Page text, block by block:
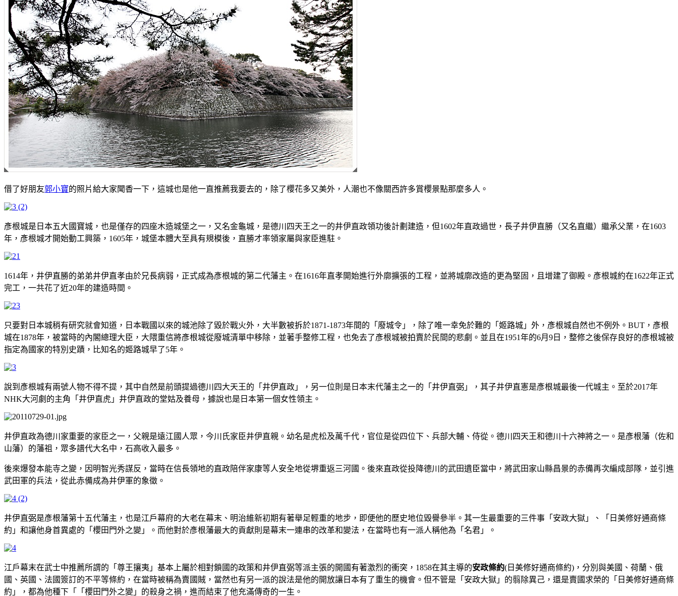
借了好朋友郭小寶的照片給大家聞香一下，這城也是他一直推薦我要去的，除了櫻花多又美外，人潮也不像關西許多賞櫻景點那麼多人。
彥根城是日本五大國寶城，也是僅存的四座木造城堡之一，又名金龜城，是德川四天王之一的井伊直政領功後計劃建造，但1602年直政過世，長子井伊直勝（又名直繼）繼承父業，在1603
年，彥根城才開始動工興築，1605年，城堡本體大至具有規模後，直勝才率領家屬與家臣進駐。
1614年，井伊直勝的弟弟井伊直孝由於兄長病弱，正式成為彥根城的第二代藩主。在1616年直孝開始進行外廓擴張的工程，並將城廓改造的更為堅固，且增建了御殿。彥根城約在1622年正式
完工，一共花了近20年的建造時間。
只要對日本城稍有研究就會知道，日本戰國以來的城池除了毀於戰火外，大半數被拆於1871-1873年間的「廢城令」，除了唯一幸免於難的「姬路城」外，彥根城自然也不例外。BUT，彥根
城在1878年，被當時的內閣總理大臣，大隈重信將彥根城從廢城清單中移除，並著手整修工程，也免去了彥根城被拍賣於民間的悲劇。並且在1951年的6月9日，整修之後保存良好的彥根城被
指定為國家的特別史蹟，比知名的姬路城早了5年。
說到彥根城有兩號人物不得不提，其中自然是前頭提過德川四大天王的「井伊直政」，另一位則是日本末代藩主之一的「井伊直弼」，其子井伊直憲是彥根城最後一代城主。至於2017年
NHK大河劇的主角「井伊直虎」井伊直政的堂姑及養母，據說也是日本第一個女性領主。
井伊直政為德川家重要的家臣之一，父親是遠江國人眾，今川氏家臣井伊直親。幼名是虎松及萬千代，官位是從四位下、兵部大輔、侍從。德川四天王和德川十六神將之一。是彥根藩（佐和
山藩）的藩祖，眾多譜代大名中，石高收入最多。
後來爆發本能寺之變，因明智光秀謀反，當時在信長領地的直政陪伴家康等人安全地從堺重返三河國。後來直政從投降德川的武田遺臣當中，將武田家山縣昌景的赤備再次編成部隊，並引進
武田軍的兵法，從此赤備成為井伊軍的象徵。
井伊直弼是彥根藩第十五代藩主，也是江戶幕府的大老在幕末、明治維新初期有著舉足輕重的地步，即便他的歷史地位毀譽參半。其一生最重要的三件事「安政大獄」、「日美修好通商條
約」和讓他身首異處的「櫻田門外之變」。而他對於彥根藩最大的貢獻則是幕末一連串的改革和變法，在當時也有一派人稱他為「名君」。
江戶幕末在武士中推薦所謂的「尊王攘夷」基本上屬於相對鎖國的政策和井伊直弼等派主張的開國有著激烈的衝突，1858在其主導的安政條約(日美修好通商條約)，分別與美國、荷蘭、俄
國、英國、法國簽訂的不平等條約，在當時被稱為賣國賊，當然也有另一派的說法是他的開放讓日本有了重生的機會。但不管是「安政大獄」的翦除異己，還是賣國求榮的「日美修好通商條
約」，都為他種下「「櫻田門外之變」的殺身之禍，進而結束了他充滿傳奇的一生。